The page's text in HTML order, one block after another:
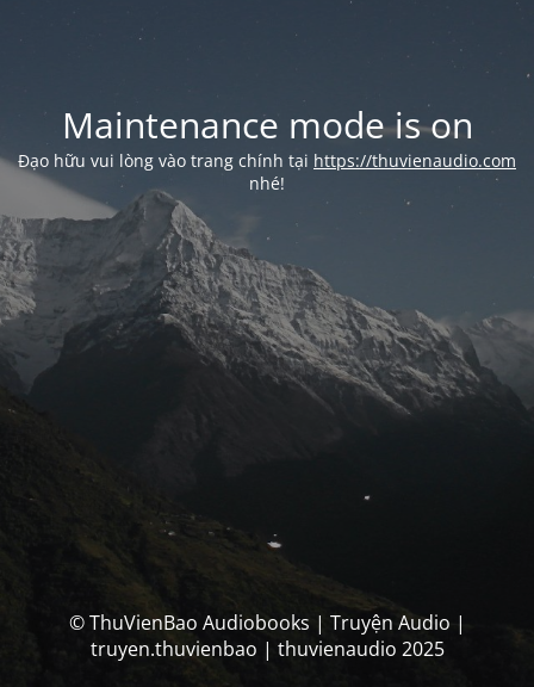
Maintenance mode is on
Đạo hữu vui lòng vào trang chính tại https://thuvienaudio.com
nhé!
© ThuVienBao Audiobooks | Truyện Audio |
truyen.thuvienbao | thuvienaudio 2025